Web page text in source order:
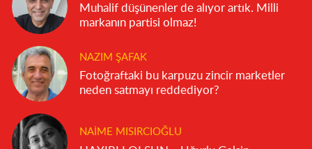
Muhalif düşünenler de alıyor artık. Milli
markanın partisi olmaz!
NAZIM ŞAFAK
Fotoğraftaki bu karpuzu zincir marketler
neden satmayı reddediyor?
NAIME MISIRCIOĞLU